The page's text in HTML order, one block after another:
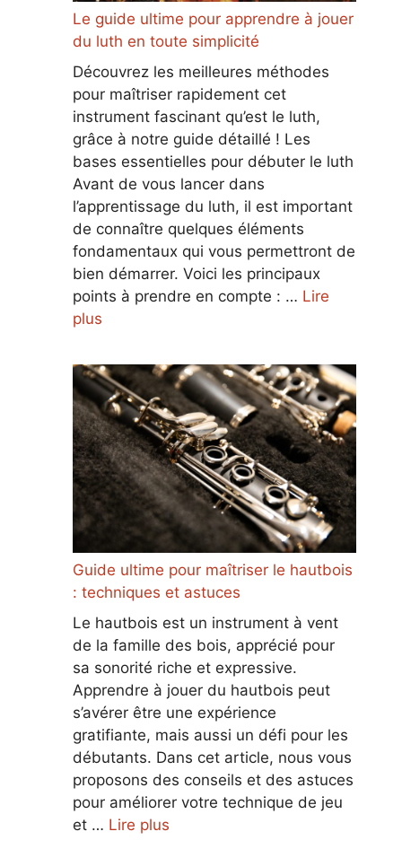
Le guide ultime pour apprendre à jouer
du luth en toute simplicité
Découvrez les meilleures méthodes
pour maîtriser rapidement cet
instrument fascinant qu’est le luth,
grâce à notre guide détaillé ! Les
bases essentielles pour débuter le luth
Avant de vous lancer dans
l’apprentissage du luth, il est important
de connaître quelques éléments
fondamentaux qui vous permettront de
bien démarrer. Voici les principaux
points à prendre en compte : … Lire
plus
Guide ultime pour maîtriser le hautbois
: techniques et astuces
Le hautbois est un instrument à vent
de la famille des bois, apprécié pour
sa sonorité riche et expressive.
Apprendre à jouer du hautbois peut
s’avérer être une expérience
gratifiante, mais aussi un défi pour les
débutants. Dans cet article, nous vous
proposons des conseils et des astuces
pour améliorer votre technique de jeu
et … Lire plus